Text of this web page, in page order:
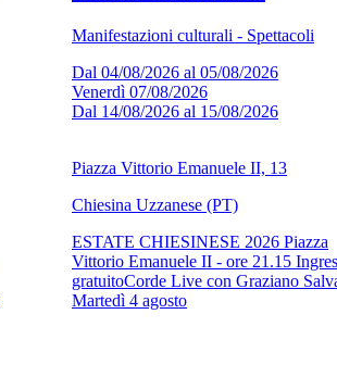
Manifestazioni culturali - Spettacoli
Dal 04/08/2026 al 05/08/2026
Venerdì 07/08/2026
Dal 14/08/2026 al 15/08/2026
Piazza Vittorio Emanuele II, 13
Chiesina Uzzanese (PT)
ESTATE CHIESINESE 2026 Piazza
Vittorio Emanuele II - ore 21.15
gratuitoCorde Live con Graziano
Martedì 4 agosto